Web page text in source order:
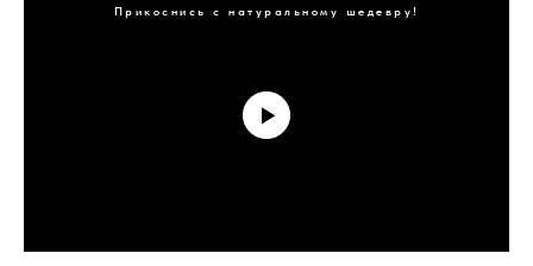
Прикоснись с натуральному шедевру!